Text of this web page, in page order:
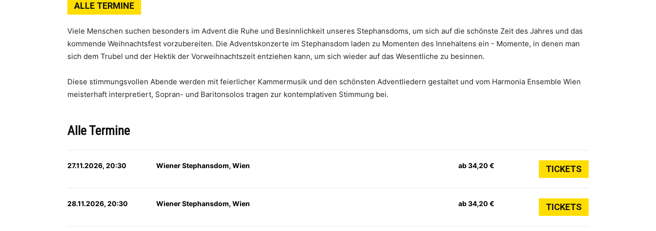
ALLE TERMINE
Viele Menschen suchen besonders im Advent die Ruhe und Besinnlichkeit unseres Stephansdoms, um sich auf die schönste Zeit des Jahres und das
kommende Weihnachtsfest vorzubereiten. Die Adventskonzerte im Stephansdom laden zu Momenten des Innehaltens ein - Momente, in denen man
sich dem Trubel und der Hektik der Vorweihnachtszeit entziehen kann, um sich wieder auf das Wesentliche zu besinnen.
Diese stimmungsvollen Abende werden mit feierlicher Kammermusik und den schönsten Adventliedern gestaltet und vom Harmonia Ensemble Wien
meisterhaft interpretiert, Sopran- und Baritonsolos tragen zur kontemplativen Stimmung bei.
Alle Termine
27.11.2026, 20:30 Wiener Stephansdom, Wien ab 34,20 € TICKETS
28.11.2026, 20:30 Wiener Stephansdom, Wien ab 34,20 € TICKETS